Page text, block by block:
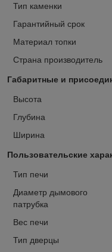
Тип каменки
Гарантийный срок
Материал топки
Страна производитель
Габаритные и
Высота
Глубина
Ширина
Пользовательские
Тип печи
Диаметр дымового
патрубка
Вес печи
Тип дверцы